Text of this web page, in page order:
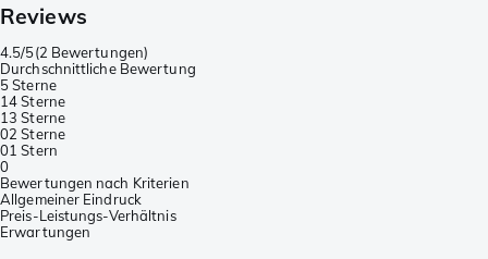
Reviews
4.5/5(2 Bewertungen)
Durchschnittliche Bewertung
5 Sterne
14 Sterne
13 Sterne
02 Sterne
01 Stern
0
Bewertungen nach Kriterien
Allgemeiner Eindruck
Preis-Leistungs-Verhältnis
Erwartungen